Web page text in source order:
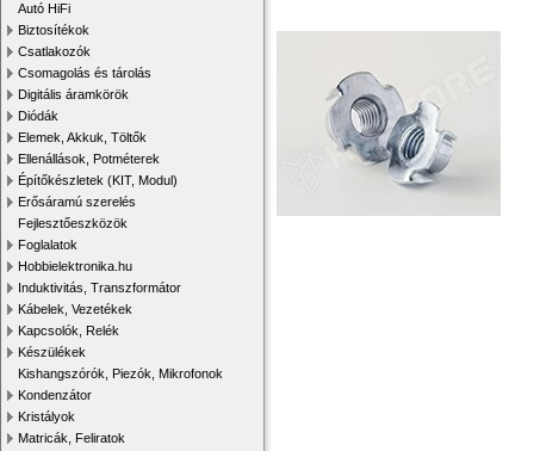
Autó HiFi
Biztosítékok
Csatlakozók
Csomagolás és tárolás
Digitális áramkörök
Diódák
Elemek, Akkuk, Töltők
Ellenállások, Potméterek
Építőkészletek (KIT, Modul)
Erősáramú szerelés
Fejlesztőeszközök
Foglalatok
Hobbielektronika.hu
Induktivitás, Transzformátor
Kábelek, Vezetékek
Kapcsolók, Relék
Készülékek
Kishangszórók, Piezók, Mikrofonok
Kondenzátor
Kristályok
Matricák, Feliratok